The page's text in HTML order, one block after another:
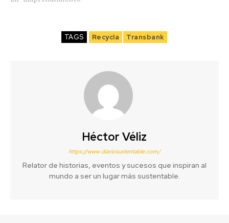
TAGS Recycla Transbank
Héctor Véliz
https://www.diariosustentable.com/
Relator de historias, eventos y sucesos que inspiran al
mundo a ser un lugar más sustentable.